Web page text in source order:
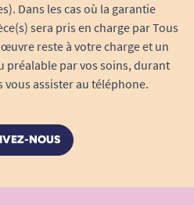
Dans les cas où la garantie
sera pris en charge par Tous
reste à votre charge et un
préalable par vos soins, durant
assister au téléphone.
NOUS